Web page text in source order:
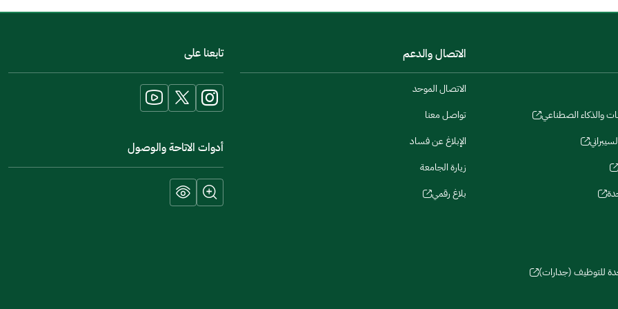
اخبرنا عن تجربتك في هذه الخدمة
والذكاء الصطناعي
للتوظيف (جدارات)
الاتصال والدعم
الاتصال الموحد
تواصل معنا
الإبلاغ عن فساد
زيارة الجامعة
بلاغ رقمي
تابعنا على
أدوات الاتاحة والوصول